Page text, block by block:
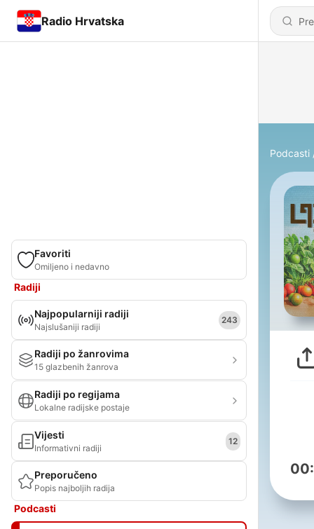
Radio Hrvatska
Favoriti
Omiljeno i nedavno
Radiji
Najpopularniji radiji
Najslušaniji radiji
243
Radiji po žanrovima
15 glazbenih žanrova
Radiji po regijama
Lokalne radijske postaje
Vijesti
Informativni radiji
12
Preporučeno
Popis najboljih radija
Podcasti
Podcasti